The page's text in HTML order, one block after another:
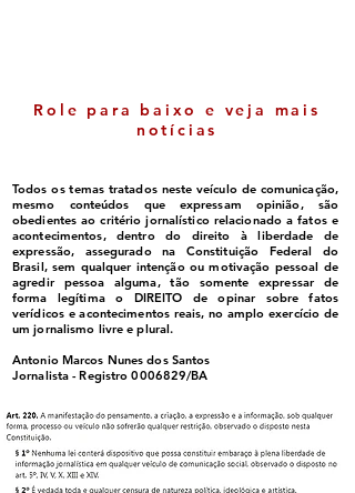
Role para baixo e veja mais
notícias
Todos os temas tratados neste veículo de comunicação,
mesmo conteúdos que expressam opinião, são
obedientes ao critério jornalístico relacionado a fatos e
acontecimentos, dentro do direito à liberdade de
expressão, assegurado na Constituição Federal do
Brasil, sem qualquer intenção ou motivação pessoal de
agredir pessoa alguma, tão somente expressar de
forma legítima o DIREITO de opinar sobre fatos
verídicos e acontecimentos reais, no amplo exercício de
um jornalismo livre e plural.
Antonio Marcos Nunes dos Santos
Jornalista - Registro0006829/BA